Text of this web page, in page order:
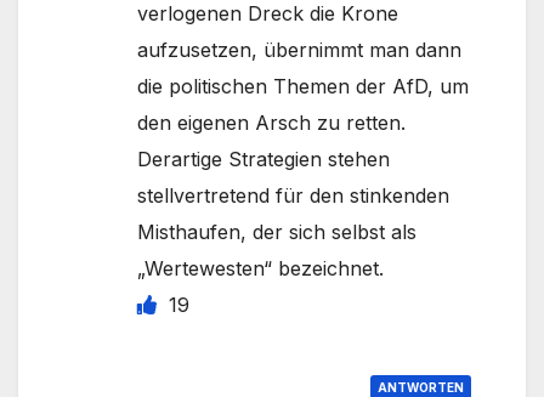
verlogenen Dreck die Krone
aufzusetzen, übernimmt man dann
die politischen Themen der AfD, um
den eigenen Arsch zu retten.
Derartige Strategien stehen
stellvertretend für den stinkenden
Misthaufen, der sich selbst als
„Wertewesten“ bezeichnet.
19
ANTWORTEN